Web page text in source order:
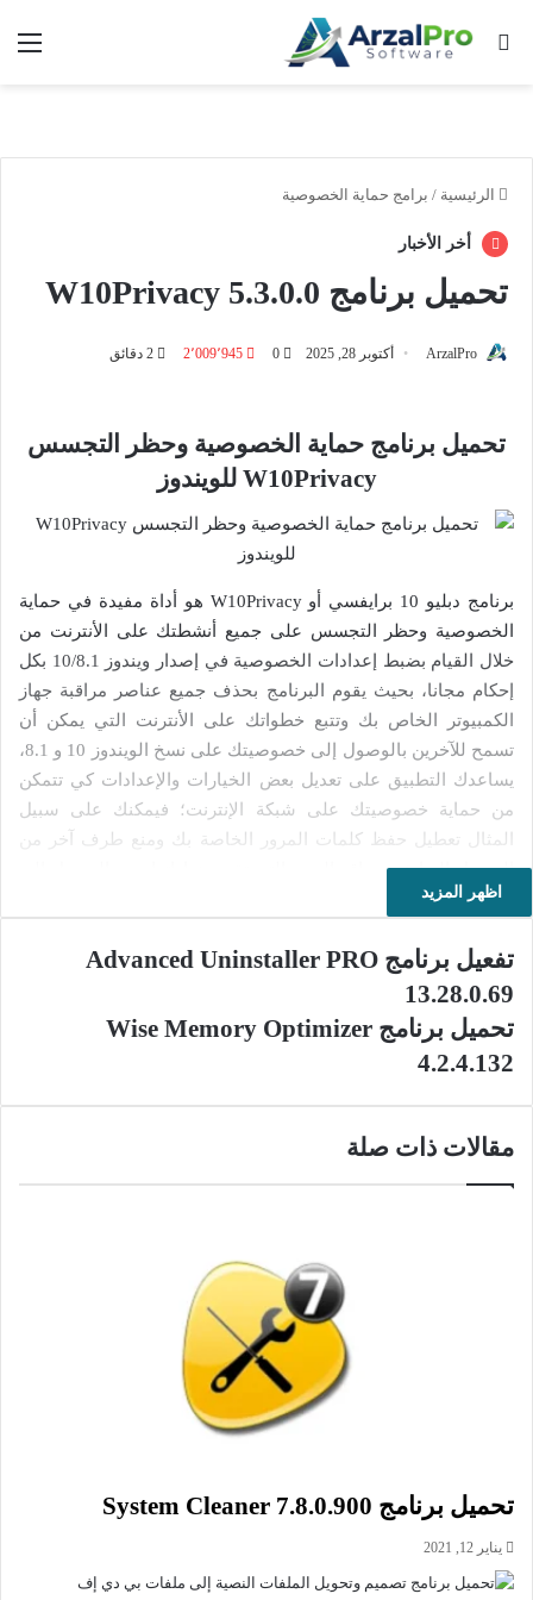
بحث عن
الرئيسية / برامج حماية الخصوصية
أخر الأخبار
تحميل برنامج W10Privacy 5.3.0.0
ArzalPro أكتوبر 28, 2025 0 2٬009٬945
تحميل برنامج حماية الخصوصية وحظر التجسس
W10Privacy للويندوز
برنامج دبليو 10 برايفسي أو W10Privacy هو أداة مفيدة في حماية
الخصوصية وحظر التجسس على جميع أنشطتك على الأنترنت من
خلال القيام بضبط إعدادات الخصوصية في إصدار ويندوز 10/8.1 بكل
إحكام مجانا، بحيث يقوم البرنامج بحذف جميع عناصر مراقبة جهاز
الكمبيوتر الخاص بك وتتبع خطواتك على الأنترنت التي يمكن أن
تسمح للآخرين بالوصول إلى خصوصيتك على نسخ الويندوز 10 و 8.1،
يساعدك التطبيق على تعديل بعض الخيارات والإعدادات كي تتمكن
من حماية خصوصيتك على شبكة الإنترنت؛ فيمكنك على سبيل
المثال تعطيل حفظ كلمات المرور الخاصة بك ومنع طرف آخر من
الوصول إليها عبر مواقع الويب التي تقوم بزياراتها ومن الوصول إلى
تاريخ التصفح وملفات الكوكيز وغيرها. ويساعدك البرنامج كذلك على
الأي بي الخاصة بخدمة الإرسال عن بعد لشركة مايكروسوفت
بواسطة ملف “Hosts” أو الجدار الناري.
يتوفر برنامج دبليو 10 برايفسي على واجهة استخدام بسيطة وسهلة
في الاستخدام، بحيث قبل البدء في استخدامه يمنحك البرنامج
إمكانية ة القيام بنسخة احتياطية للرجيستري. ويوفر لك مجموعة
ضخمة من علامات التبويب والخيارات المحددة سلفا لحماية
الإلكتروني الخاص بك عبر الأنترنت. يساعدك البرنامج أيضا على
مايكروسوفت من التجسس عليك ومعرفة جميع أنشطتك على جهاز
الكمبيوتر الخاص بك: كما يقوم بحظر بعض تطبيقات الويندوز من
الاتصال بالإنترنت عبر الجدار الناري، ويتيح لك إمكانية تعطيل جميع
التطبيقات التي تنشط في خلفية النظام الخاص بك. كما أن التطبيق
وآمن من نظام النظام الخاص بك بنقرة واحدة.
مساحة التخزين، ويستهلك القليل من موارد المعالج والذاكرة
اظهر المزيد
تفعيل برنامج Advanced Uninstaller PRO
13.28.0.69
تحميل برنامج Wise Memory Optimizer
4.2.4.132
مقالات ذات صلة
تحميل برنامج System Cleaner 7.8.0.900
يناير 12, 2021